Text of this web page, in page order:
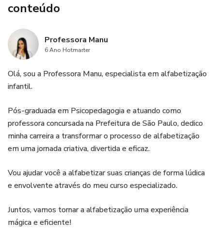
conteúdo
Professora Manu
6 Ano Hotmarter
Olá, sou a Professora Manu, especialista em alfabetização
infantil.
Pós-graduada em Psicopedagogia e atuando como
professora concursada na Prefeitura de São Paulo, dedico
minha carreira a transformar o processo de alfabetização
em uma jornada criativa, divertida e eficaz.
Vou ajudar você a alfabetizar suas crianças de forma lúdica
e envolvente através do meu curso especializado.
Juntos, vamos tornar a alfabetização uma experiência
mágica e eficiente!